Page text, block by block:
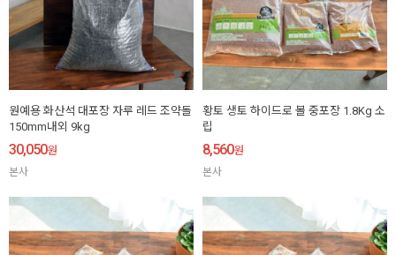
원예용 화산석 대포장 자루 레드 조약돌
150mm내외 9kg
30,050원
본사
황토 생토 하이드로 볼 중포장 1.8Kg 소
립
8,560원
본사